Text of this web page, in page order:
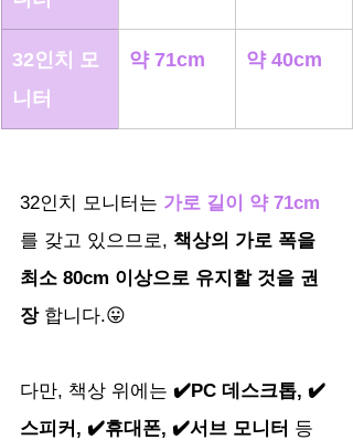
32인치 모
니터
약 71cm 약 40cm
32인치 모니터는 가로 길이 약 71cm
를 갖고 있으므로, 책상의 가로 폭을
최소 80cm 이상으로 유지할 것을 권
장 합니다.😛
다만, 책상 위에는 ✔️PC 데스크톱, ✔️
스피커, ✔️휴대폰, ✔️서브 모니터 등